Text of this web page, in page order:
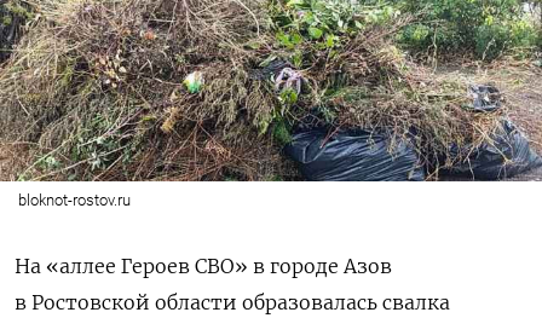
bloknot-rostov.ru
На «аллее Героев СВО» в городе Азов
в Ростовской области образовалась свалка